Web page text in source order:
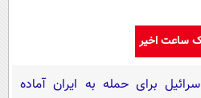
ساعت اخیر
برای حمله به ایران آماده